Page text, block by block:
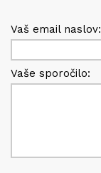
Vaš email naslov:
Vaše sporočilo: